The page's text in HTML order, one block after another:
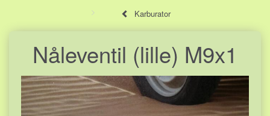
Karburator
Nåleventil (lille) M9x1